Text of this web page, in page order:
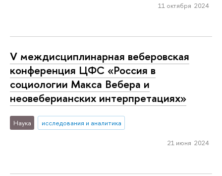
11 октября 2024
V междисциплинарная веберовская
конференция ЦФС «Россия в
социологии Макса Вебера и
неовеберианских интерпретациях»
Наука исследования и аналитика
21 июня 2024